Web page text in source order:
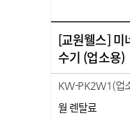
[교원웰스] 미
수기 (업소용)
KW-PK2W1(업
월 렌탈료